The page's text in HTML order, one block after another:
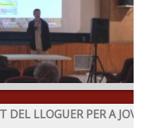
LLOGUER PER A JOVES